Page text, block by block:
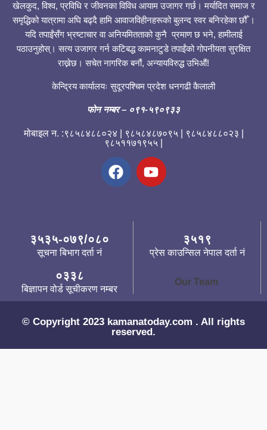
खेलकुद, विश्व, प्रविधि र जीवनका विविध आयाम उजागर गर्छ। मर्यादित समाज र
समृद्धिको यात्रामा अघि बढ्दै हामि आवाजविहीनहरूको बुलन्द स्वर बनिरहेका छौँ ।
यदि तपाईंसँग भ्रष्टाचार वा अनियमितताको कुनै प्रमाण छ भने, हामीलाई
पठाउनुहोस्। सत्य उजागर गर्न कटिबद्ध कामनाटुडे तपाईंको गोपनीयता सुरक्षित
राख्नेछ। सचेत नागरिक बनौं, अन्यायविरुद्ध उभिऔं!
केन्द्रिय कार्यालयः सुदूरपश्चिम प्रदेश धनगढी कैलाली
फोन नम्बर– ०९१-५९०९३३
मोबाइल न. :९८५८४८८०२४ | ९८५८४८७०९५ | ९८५८४८८०२३ |
९८५११७१९५५ |
३५३५-०७९/०८०
सूचना बिभाग दर्ता नं
३५१९
प्रेस काउन्सिल नेपाल दर्ता नं
०३३८
बिज्ञापन वोर्ड सूचीकरण नम्बर
Our Team
© Copyright 2023 kamanatoday.com . All rights
reserved.